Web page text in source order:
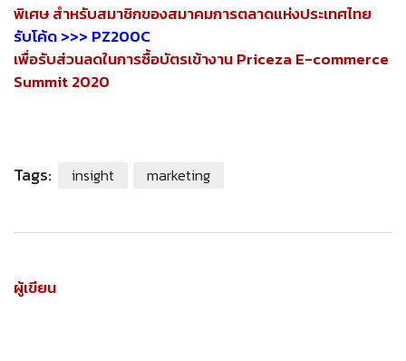
พิเศษ สำหรับสมาชิกของสมาคมการตลาดแห่งประเทศไทย
รับโค้ด >>> PZ200C
เพื่อรับส่วนลดในการซื้อบัตรเข้างาน Priceza E-commerce
Summit 2020
Tags: insight marketing
ผู้เขียน